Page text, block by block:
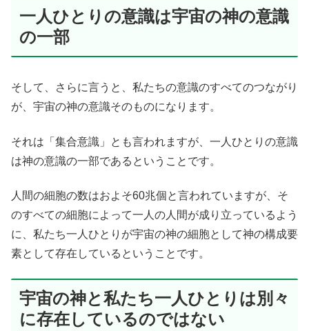
一人ひとりの意識は宇宙の神の意識
の一部
そして、さらに言うと、私たちの意識のすべてのつながり
が、宇宙の神の意識そのものになります。
それは「集合意識」とも言われますが、一人ひとりの意識
は神の意識の一部であるということです。
人間の細胞の数はおよそ60兆個と言われていますが、そ
のすべての細胞によって一人の人間が成り立っているよう
に、私たち一人ひとりが宇宙の神の細胞として神の構成要
素として存在しているということです。
宇宙の神と私たち一人ひとりは別々
に存在しているのではない